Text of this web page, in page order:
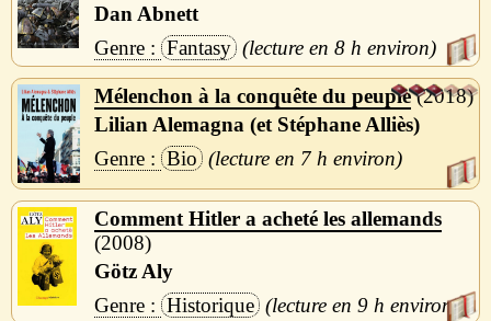
Dan Abnett
Fantasy
8 h
Mélenchon à la conquête du peuple 2018
Lilian Alemagna (et Stéphane Alliès)
Bio
7 h
Comment Hitler a acheté les allemands
2008
Götz Aly
Historique
9 h